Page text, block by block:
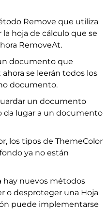
Remove que utiliza
hoja de cálculo que se
RemoveAt.
documento que
se leerán todos los
documento.
un documento
da lugar a un documento
los tipos de ThemeColor
ya no están
hay nuevos métodos
o desproteger una Hoja
puede implementarse